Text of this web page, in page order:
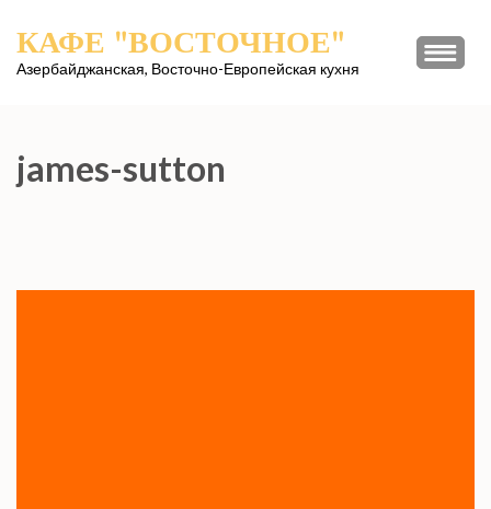
содержимому
КАФЕ "ВОСТОЧНОЕ"
Азербайджанская, Восточно-Европейская кухня
james-sutton